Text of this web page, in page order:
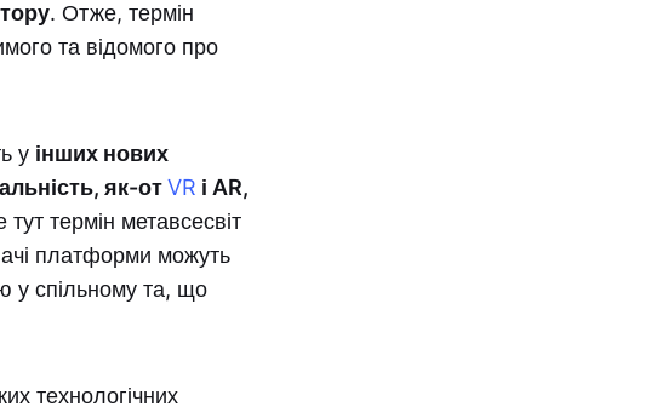
. Отже, термін
та відомого про
у інших нових
як-отVR і AR,
термін метавсесвіт
платформи можуть
у спільному та, що
технологічних